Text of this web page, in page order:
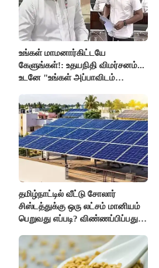
உங்கள் மாமனார்கிட்டயே
கேளுங்கள்!: உதயநிதி விமர்சனம்...
உடனே "உங்கள் அப்பாவிடம்
பதிலடி!
தமிழ்நாட்டில் வீட்டு சோலார்
சிஸ்டத்துக்கு ஒரு லட்சம் மானியம்
பெறுவது எப்படி? விண்ணப்பிப்பது